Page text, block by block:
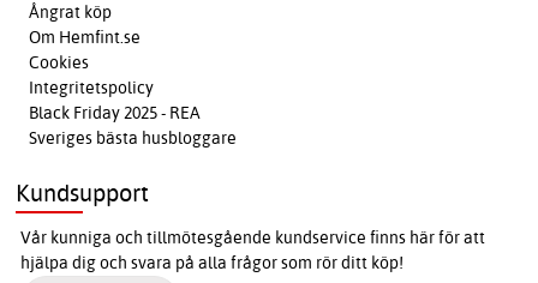
Ångrat köp
Om Hemfint.se
Cookies
Integritetspolicy
Black Friday 2025 - REA
Sveriges bästa husbloggare
Kundsupport
Vår kunniga och tillmötesgående kundservice finns här för att
hjälpa dig och svara på alla frågor som rör ditt köp!